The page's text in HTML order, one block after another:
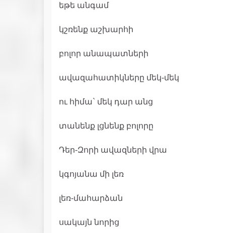
եթե անգամ
կշռենք աշխարհի
բոլոր անապատների
ավազահատիկները մեկ-մեկ
ու հիմա` մեկ դար անց
տանենք լցնենք բոլորը
Դեր-Զորի ավազների վրա
կգոյանա մի լեռ
լեռ-մահարձան
սակայն նորից